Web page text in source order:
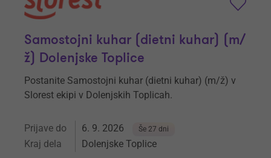
Samostojni kuhar (dietni kuhar) (m/
ž) Dolenjske Toplice
Postanite Samostojni kuhar (dietni kuhar) (m/ž) v
Slorest ekipi v Dolenjskih Toplicah.
Prijave do 6. 9. 2026 Še 27 dni
Kraj dela Dolenjske Toplice